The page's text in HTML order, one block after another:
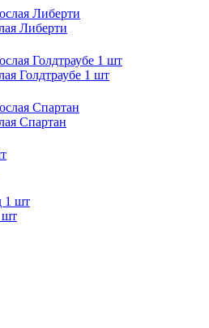
Либерти
Голдтраубе 1 шт
Спартан
шт